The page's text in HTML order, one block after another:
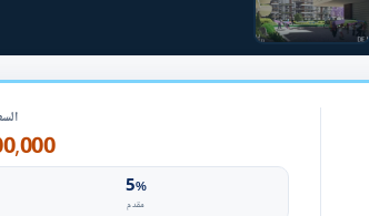
EGP
5%
مقدم